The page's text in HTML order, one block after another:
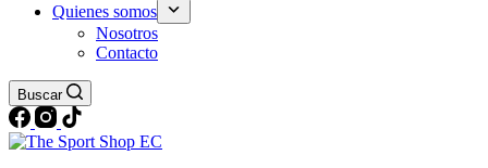
Quienes somos
Nosotros
Contacto
Buscar